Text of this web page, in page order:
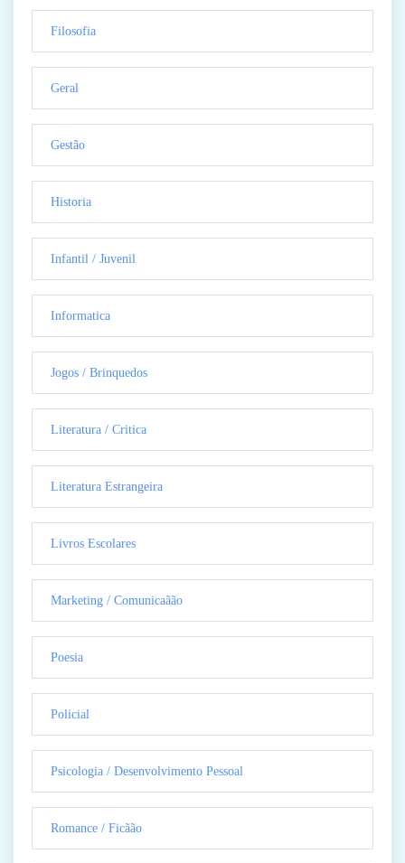
Filosofia
Geral
Gestão
Historia
Infantil / Juvenil
Informatica
Jogos / Brinquedos
Literatura / Critica
Literatura Estrangeira
Livros Escolares
Marketing / Comunicaãão
Poesia
Policial
Psicologia / Desenvolvimento Pessoal
Romance / Ficãão